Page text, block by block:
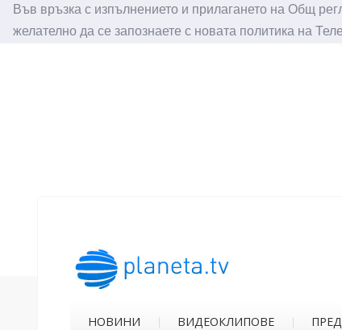
Във връзка с изпълнението и прилагането на Общ
желателно да се запознаете с новата политика на
НОВИНИ ВИДЕОКЛИПОВЕ